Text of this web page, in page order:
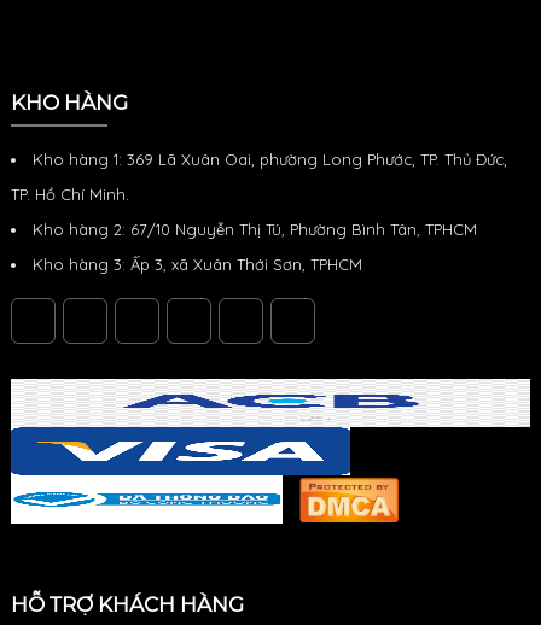
KHO HÀNG
Kho hàng 1: 369 Lã Xuân Oai, phường Long Phước, TP. Thủ Đức,
TP. Hồ Chí Minh.
Kho hàng 2: 67/10 Nguyễn Thị Tú, Phường Bình Tân, TPHCM
Kho hàng 3: Ấp 3, xã Xuân Thới Sơn, TPHCM
HỖ TRỢ KHÁCH HÀNG